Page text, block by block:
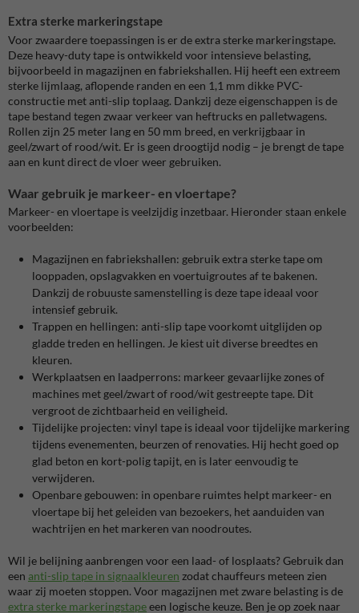
Extra sterke markeringstape
Voor zwaardere toepassingen is er de extra sterke markeringstape.
Deze heavy-duty tape is ontwikkeld voor intensieve belasting,
bijvoorbeeld in magazijnen en fabriekshallen. Hij heeft een extreem
sterke lijmlaag, aflopende randen en een 1,1 mm dikke PVC-
constructie met anti-slip toplaag. Dankzij deze eigenschappen is de
tape bestand tegen zwaar verkeer van heftrucks en palletwagens.
Rollen zijn 25 meter lang en 50 mm breed, en verkrijgbaar in
geel/zwart of rood/wit. Er is geen droogtijd nodig – je brengt de tape
aan en kunt direct de vloer weer gebruiken.
Waar gebruik je markeer- en vloertape?
Markeer- en vloertape is veelzijdig inzetbaar. Hieronder staan enkele
voorbeelden:
Magazijnen en fabriekshallen: gebruik extra sterke tape om
looppaden, opslagvakken en voertuigroutes af te bakenen.
Dankzij de robuuste samenstelling is deze tape ideaal voor
intensief gebruik.
Trappen en hellingen: anti-slip tape voorkomt uitglijden op
gladde treden en hellingen. Je kiest uit diverse breedtes en
kleuren.
Werkplaatsen en laadperrons: markeer gevaarlijke zones of
machines met geel/zwart of rood/wit gestreepte tape. Dit
vergroot de zichtbaarheid en veiligheid.
Tijdelijke projecten: vinyl tape is ideaal voor tijdelijke markering
tijdens evenementen, beurzen of renovaties. Hij hecht goed op
glad beton en kort-polig tapijt, en is later eenvoudig te
verwijderen.
Openbare gebouwen: in openbare ruimtes helpt markeer- en
vloertape bij het geleiden van bezoekers, het aanduiden van
wachtrijen en het markeren van noodroutes.
Wil je belijning aanbrengen voor een laad- of losplaats? Gebruik dan
een anti-slip tape in signaalkleuren zodat chauffeurs meteen zien
waar zij moeten stoppen. Voor magazijnen met zware belasting is de
extra sterke markeringstapeeen logische keuze. Ben je op zoek naar